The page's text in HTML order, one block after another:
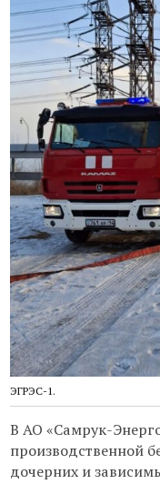
ЭГРЭС-1.
В АО «Самрук-
производственной
дочерних и